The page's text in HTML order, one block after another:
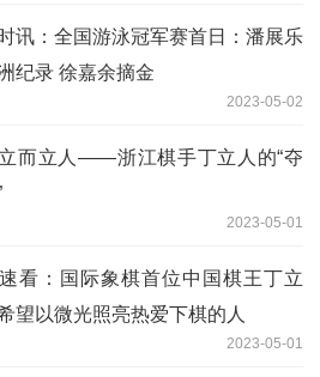
讯：全国游泳冠军赛首日：潘展乐
纪录 徐嘉余摘金
2023-05-02
而立人——浙江棋手丁立人的“夺
2023-05-01
看：国际象棋首位中国棋王丁立
望以微光照亮热爱下棋的人
2023-05-01